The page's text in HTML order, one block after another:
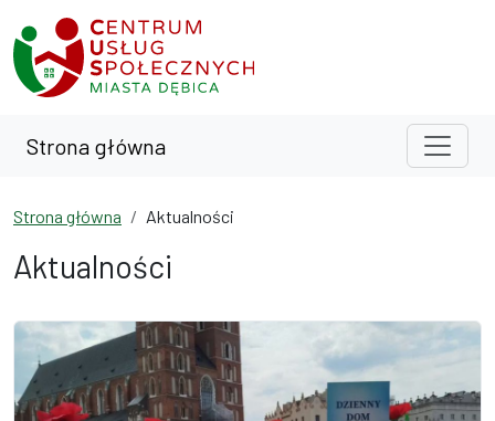
Przejdź do treści
Przejdź do wyszukiwarki
Strona główna
Strona główna Aktualności
Aktualności